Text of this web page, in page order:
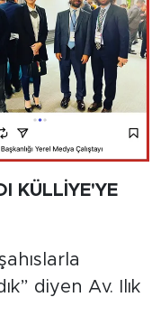
KÜLLİYE'YE
diyen Av. Ilık